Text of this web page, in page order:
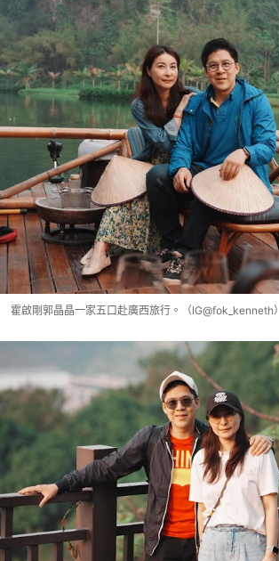
霍啟剛郭晶晶一家五口赴廣西旅行。（IG@fok_kenneth）